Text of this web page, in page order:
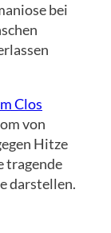
bei
Clos
von
Hitze
tragende
darstellen.